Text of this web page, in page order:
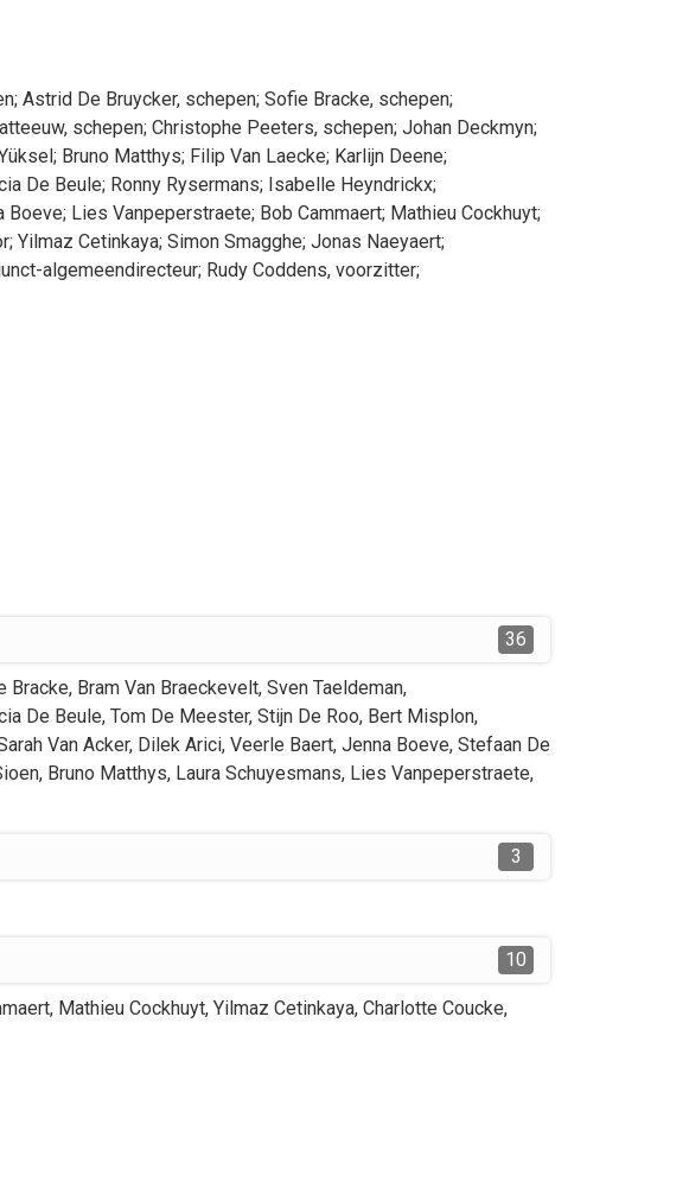
; Astrid De Bruycker, schepen; Sofie Bracke, schepen;
, schepen; Christophe Peeters, schepen; Johan Deckmyn;
; Bruno Matthys; Filip Van Laecke; Karlijn Deene;
De Beule; Ronny Rysermans; Isabelle Heyndrickx;
Boeve; Lies Vanpeperstraete; Bob Cammaert; Mathieu Cockhuyt;
; Yilmaz Cetinkaya; Simon Smagghe; Jonas Naeyaert;
algemeendirecteur; Rudy Coddens, voorzitter;
36
Bracke, Bram Van Braeckevelt, Sven Taeldeman,
De Beule, Tom De Meester, Stijn De Roo, Bert Misplon,
Van Acker, Dilek Arici, Veerle Baert, Jenna Boeve, Stefaan De
, Bruno Matthys, Laura Schuyesmans, Lies Vanpeperstraete,
3
10
, Mathieu Cockhuyt, Yilmaz Cetinkaya, Charlotte Coucke,